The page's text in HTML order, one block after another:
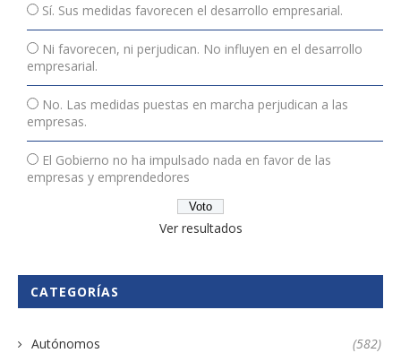
Sí. Sus medidas favorecen el desarrollo empresarial.
Ni favorecen, ni perjudican. No influyen en el desarrollo
empresarial.
No. Las medidas puestas en marcha perjudican a las
empresas.
El Gobierno no ha impulsado nada en favor de las
empresas y emprendedores
Ver resultados
CATEGORÍAS
Autónomos (582)